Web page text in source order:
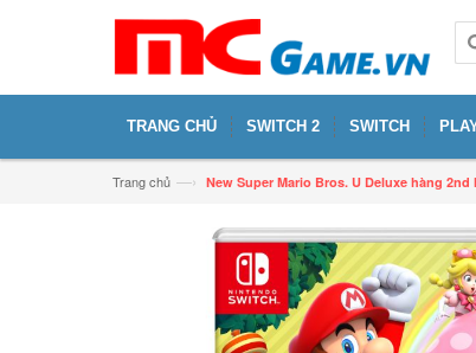
TRANG CHỦ SWITCH 2 SWITCH
Trang chủ —› New Super Mario Bros. U Deluxe hàng 2nd